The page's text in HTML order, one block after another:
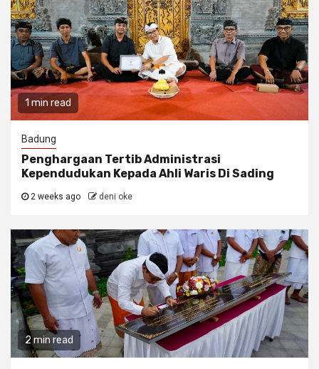
1 min read
Badung
Penghargaan Tertib Administrasi
Kependudukan Kepada Ahli Waris Di Sading
2 weeks ago deni oke
2 min read